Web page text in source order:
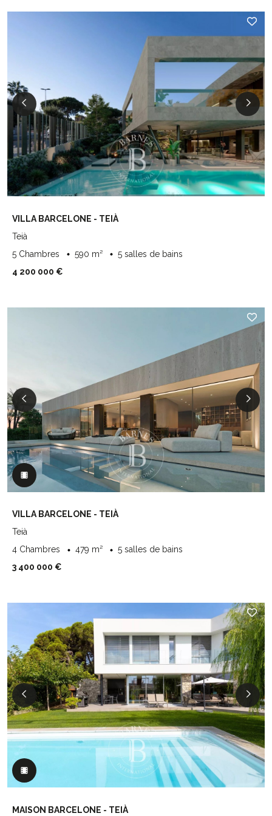
VILLA BARCELONE - TEIÀ
Teià
5 Chambres
590 m²
5 salles de bains
4 200 000 €
VILLA BARCELONE - TEIÀ
Teià
4 Chambres
479 m²
5 salles de bains
3 400 000 €
MAISON BARCELONE - TEIÀ